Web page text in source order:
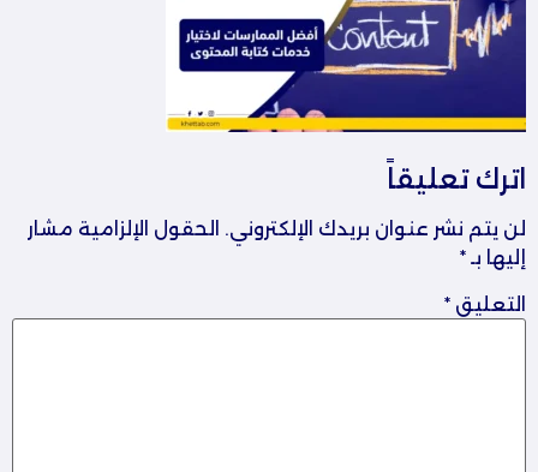
اترك تعليقاً
لن يتم نشر عنوان بريدك الإلكتروني. الحقول الإلزامية مشار
إليها بـ *
التعليق *